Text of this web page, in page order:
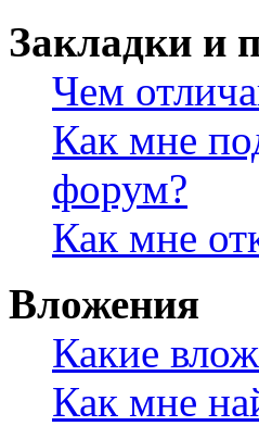
Закладки и
Чем
Как мне
форум?
Как мне
Вложения
Какие
Как мне